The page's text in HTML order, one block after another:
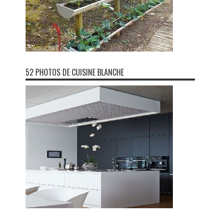
52 PHOTOS DE CUISINE BLANCHE